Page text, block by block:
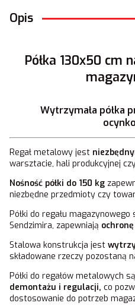
Opis
Półka 130x50 cm
Wytrzymała półka
Regał metalowy jest
warsztacie, hali produkcyjnej
Nośność półki do 150 kg
niezbędne przedmioty czy
Półki do regału
Sendzimira, zapewniają
Stalowa konstrukcja jest
składowane rzeczy pozostaną
Półki do regałów metalowych są
demontażu i regulacji, co
dostosowanie do potrzeb